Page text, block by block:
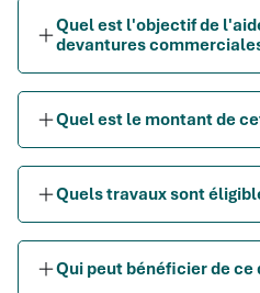
Quel est l'objectif de
devantures
Quel est le montant de
Quels travaux sont
Qui peut bénéficier de ce